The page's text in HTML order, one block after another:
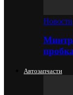
Новости
Автозапчасти